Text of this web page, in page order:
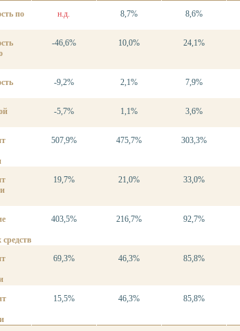
по
н.д. 8,7% 8,6%
-46,6% 10,0% 24,1%
-9,2% 2,1% 7,9%
-5,7% 1,1% 3,6%
507,9% 475,7% 303,3%
19,7% 21,0% 33,0%
средств
403,5% 216,7% 92,7%
69,3% 46,3% 85,8%
15,5% 46,3% 85,8%